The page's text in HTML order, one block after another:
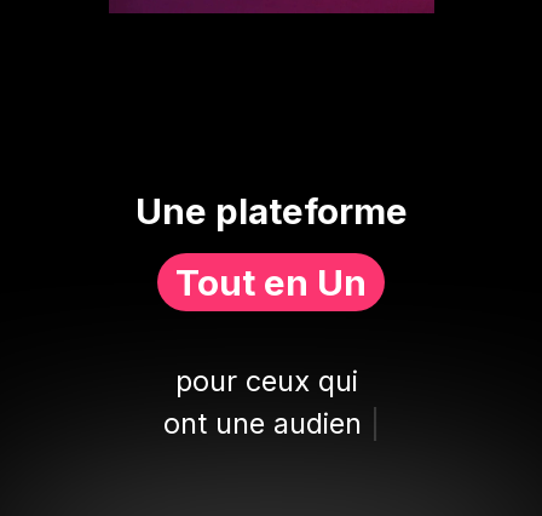
Une plateforme
Tout en Un
pour ceux qui
ont des idées,